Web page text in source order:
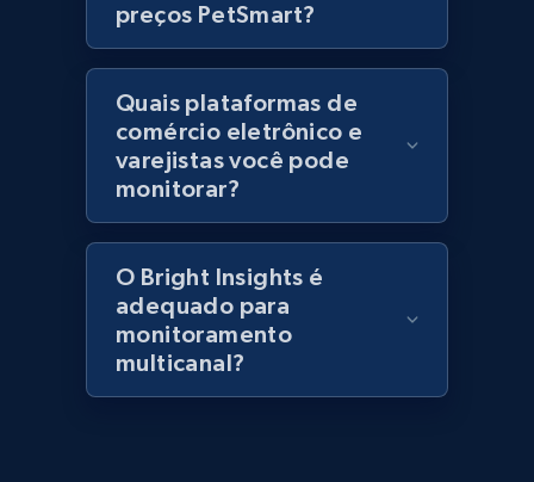
Lowes.com - Gather data on products using
specified keywords
URL, Domain, Marketplace pn, Sku, Other pn,
Model number, Gtin ean pn, Product name, and
preços PetSmart?
Quais plataformas de
comércio eletrônico e
varejistas você pode
monitorar?
O Bright Insights é
adequado para
monitoramento
multicanal?